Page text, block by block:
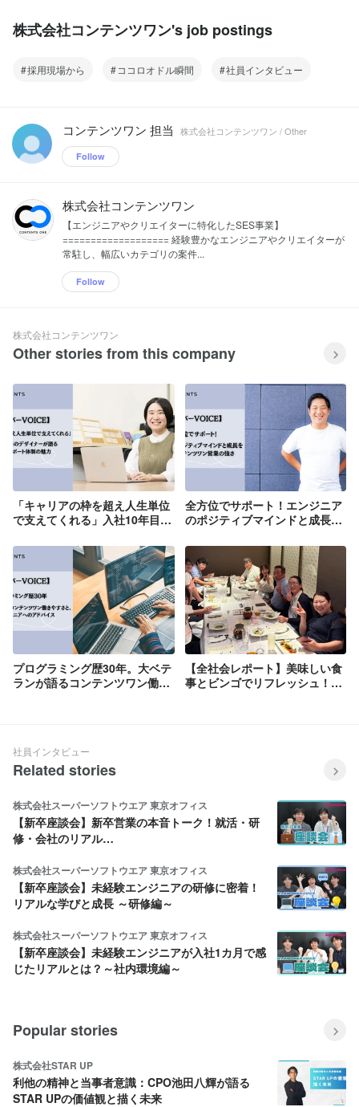
株式会社コンテンツワン's job postings
採用現場から ココロオドル瞬間 社員インタビュー
コンテンツワン 担当 株式会社コンテンツワン / Other
Follow
株式会社コンテンツワン
【エンジニアやクリエイターに特化したSES事業】
=================== 経験豊かなエンジニアやクリエイターが
常駐し、幅広いカテゴリの案件...
Follow
株式会社コンテンツワン
Other stories from this company
「キャリアの枠を超え人生単位
で支えてくれる」入社10年目の
ト体制の魅力
全方位でサポート！エンジニア
のポジティブマインドと成長を
強さ
プログラミング歴30年。大ベテ
ランが語るコンテンツワン働き
【全社会レポート】美味しい食
事とビンゴでリフレッシュ！チ
社員インタビュー
Related stories
株式会社スーパーソフトウエア 東京オフィス
【新卒座談会】新卒営業の本音トーク！就活・研
修・会社のリアル…
株式会社スーパーソフトウエア 東京オフィス
【新卒座談会】未経験エンジニアの研修に密着！
リアルな学びと成長 ～研修編～
株式会社スーパーソフトウエア 東京オフィス
【新卒座談会】未経験エンジニアが入社1カ月で感
じたリアルとは？～社内環境編～
Popular stories
株式会社STAR UP
利他の精神と当事者意識：CPO池田八輝が語る
STAR UPの価値観と描く未来